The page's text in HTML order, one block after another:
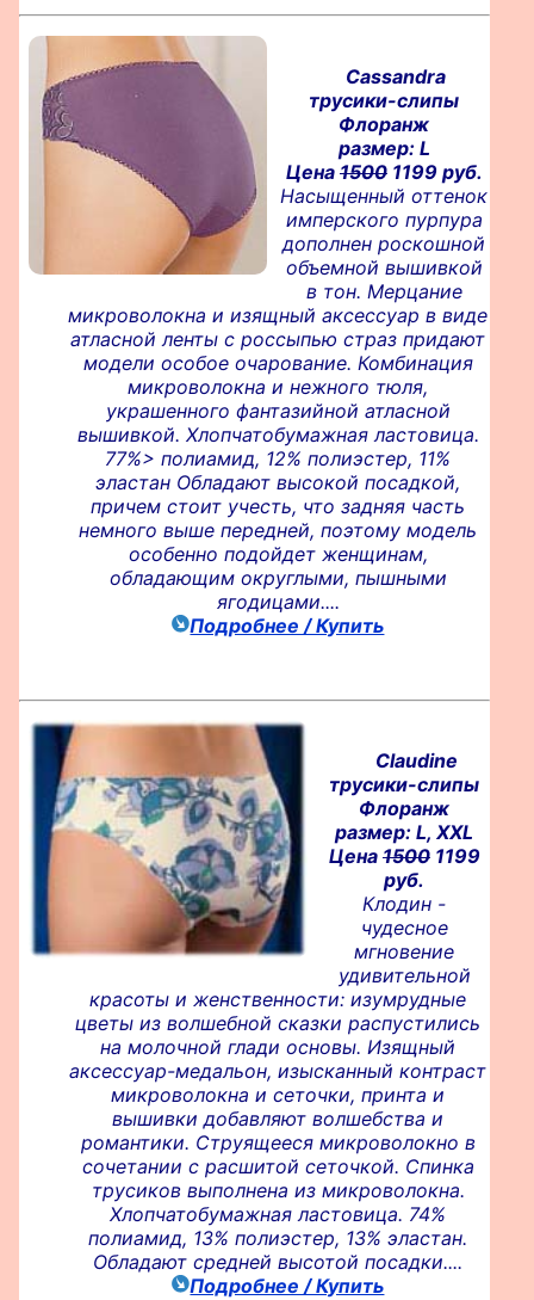
Cassandra
трусики-слипы
Флоранж
размер: L
Цена 15001199 руб.
Насыщенный оттенок
имперского пурпура
дополнен роскошной
объемной вышивкой
в тон. Мерцание
микроволокна и изящный аксессуар в виде
атласной ленты с россыпью страз придают
модели особое очарование. Комбинация
микроволокна и нежного тюля,
украшенного фантазийной атласной
вышивкой. Хлопчатобумажная ластовица.
77%> полиамид, 12% полиэстер, 11%
эластан Обладают высокой посадкой,
причем стоит учесть, что задняя часть
немного выше передней, поэтому модель
особенно подойдет женщинам,
обладающим округлыми, пышными
ягодицами....
Подробнее / Купить
Claudine
трусики-слипы
Флоранж
размер: L, XXL
Цена 15001199
руб.
Клодин -
чудесное
мгновение
удивительной
красоты и женственности: изумрудные
цветы из волшебной сказки распустились
на молочной глади основы. Изящный
аксессуар-медальон, изысканный контраст
микроволокна и сеточки, принта и
вышивки добавляют волшебства и
романтики. Струящееся микроволокно в
сочетании с расшитой сеточкой. Спинка
трусиков выполнена из микроволокна.
Хлопчатобумажная ластовица. 74%
полиамид, 13% полиэстер, 13% эластан.
Обладают средней высотой посадки....
Подробнее / Купить